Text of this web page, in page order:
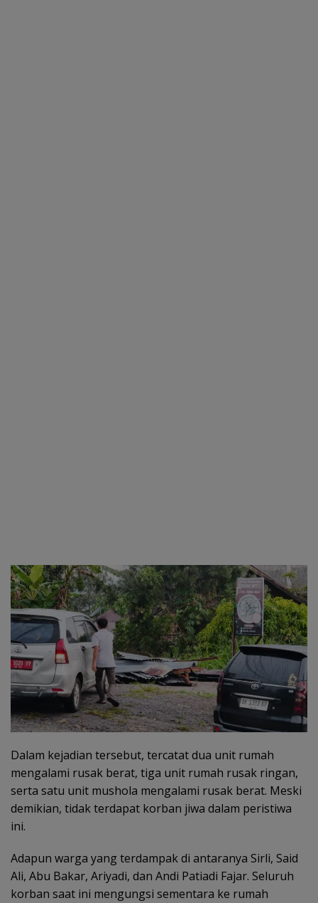
Dalam kejadian tersebut, tercatat dua unit rumah
mengalami rusak berat, tiga unit rumah rusak ringan,
serta satu unit mushola mengalami rusak berat. Meski
demikian, tidak terdapat korban jiwa dalam peristiwa
ini.
Adapun warga yang terdampak di antaranya Sirli, Said
Ali, Abu Bakar, Ariyadi, dan Andi Patiadi Fajar. Seluruh
korban saat ini mengungsi sementara ke rumah